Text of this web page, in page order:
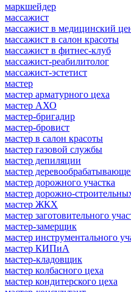
маркшейдер
массажист
массажист в медицинский
массажист в салон красоты
массажист в фитнес-клуб
массажист-реабилитолог
массажист-эстетист
мастер
мастер арматурного цеха
мастер АХО
мастер-бригадир
мастер-бровист
мастер в салон красоты
мастер газовой службы
мастер депиляции
мастер
мастер дорожного участка
мастер дорожно-
мастер ЖКХ
мастер заготовительного
мастер-замерщик
мастер инструментального
мастер КИПиА
мастер-кладовщик
мастер колбасного цеха
мастер кондитерского цеха